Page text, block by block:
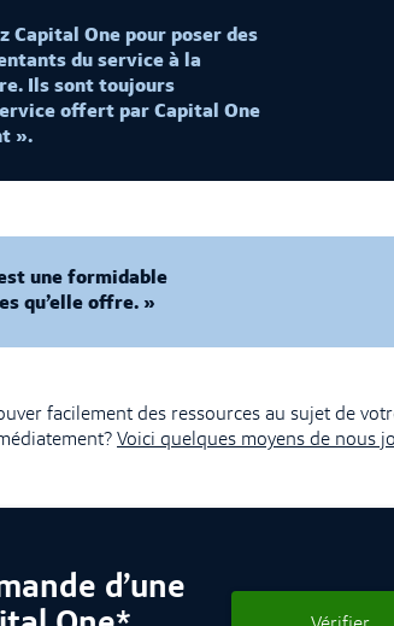
Capital One pour poser des
du service à la
Ils sont toujours
offert par Capital One
».
une formidable
qu’elle offre. »
facilement des ressources au sujet de
Voici quelques moyens de nous
d’une